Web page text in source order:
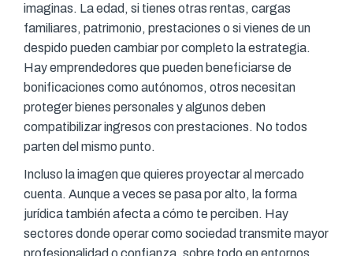
imaginas. La edad, si tienes otras rentas, cargas
familiares, patrimonio, prestaciones o si vienes de un
despido pueden cambiar por completo la estrategia.
Hay emprendedores que pueden beneficiarse de
bonificaciones como autónomos, otros necesitan
proteger bienes personales y algunos deben
compatibilizar ingresos con prestaciones. No todos
parten del mismo punto.
Incluso la imagen que quieres proyectar al mercado
cuenta. Aunque a veces se pasa por alto, la forma
jurídica también afecta a cómo te perciben. Hay
sectores donde operar como sociedad transmite mayor
profesionalidad o confianza, sobre todo en entornos